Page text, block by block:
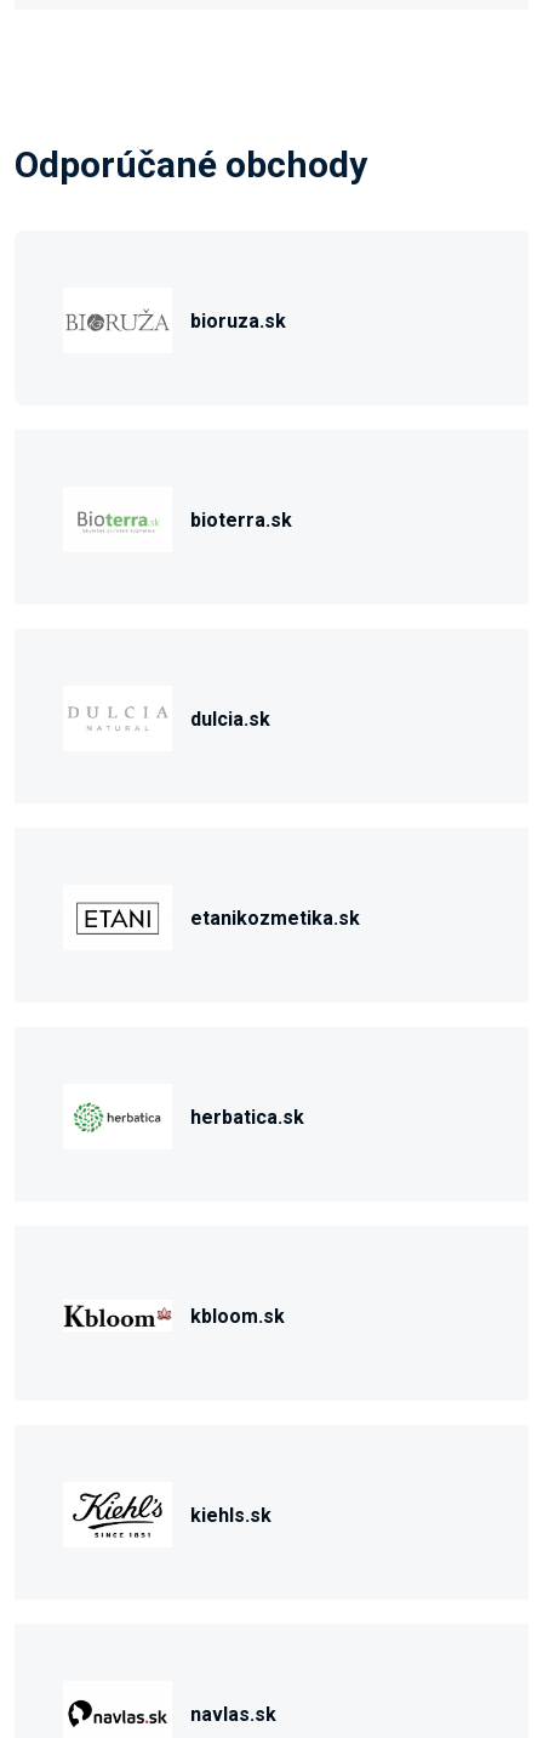
Odporúčané obchody
bioruza.sk
bioterra.sk
dulcia.sk
etanikozmetika.sk
herbatica.sk
kbloom.sk
kiehls.sk
navlas.sk